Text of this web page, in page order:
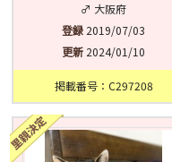
♂ 大阪府
登録 2019/07/03
更新 2024/01/10
掲載番号：C297208